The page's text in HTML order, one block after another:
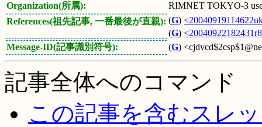
Organization(所属):
RIMNET TOKYO-3
References(祖先記事, 一番最後が直親): (G)
(G)
Message-ID(記事識別符号):
(G)
記事全体へのコマンド
この記事を含むスレ